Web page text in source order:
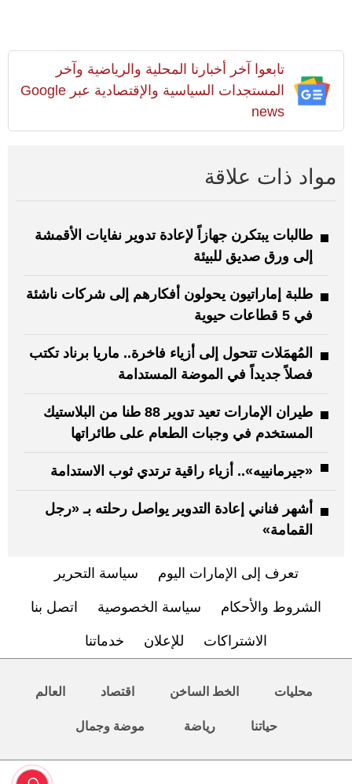
تابعوا آخر أخبارنا المحلية والرياضية وآخر
المستجدات السياسية والإقتصادية عبر Google
news
مواد ذات علاقة
طالبات يبتكرن جهازاً لإعادة تدوير نفايات الأقمشة
إلى ورق صديق للبيئة
طلبة إماراتيون يحولون أفكارهم إلى شركات ناشئة
في 5 قطاعات حيوية
المُهمَلات تتحول إلى أزياء فاخرة.. ماريا برناد تكتب
فصلاً جديداً في الموضة المستدامة
طيران الإمارات تعيد تدوير 88 طنا من البلاستيك
المستخدم في وجبات الطعام على طائراتها
«جيرمانييه».. أزياء راقية ترتدي ثوب الاستدامة
أشهر فناني إعادة التدوير يواصل رحلته بـ «رجل
القمامة»
تعرف إلى الإمارات اليوم سياسة التحرير
الشروط والأحكام سياسة الخصوصية اتصل بنا
الاشتراكات للإعلان خدماتنا
محليات الخط الساخن اقتصاد العالم
حياتنا رياضة موضة وجمال